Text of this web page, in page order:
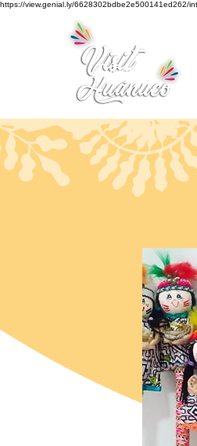
https://view.genial.ly/6628302bdbe2e500141ed262/
Turismo